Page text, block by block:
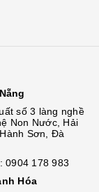
số 3 làng nghề
Non Nước, Hải
Sơn, Đà
0904 178 983
Hóa